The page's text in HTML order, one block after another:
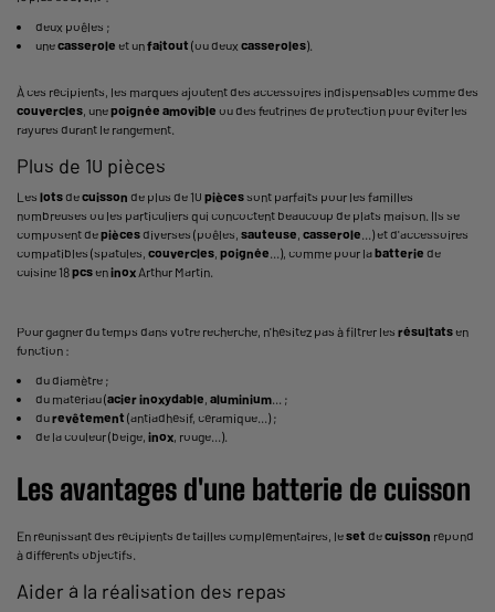
deux poêles ;
unecasserole et unfaitout (ou deux casseroles).
À ces récipients, les marques ajoutent des accessoires indispensables comme des
couvercles , unepoignée amovible ou des feutrines de protection pour éviter les
rayures durant le rangement.
Plus de 10 pièces
Les lotsdecuisson de plus de 10 piècessont parfaits pour les familles
nombreuses ou les particuliers qui concoctent beaucoup de plats maison. Ils se
composent depiècesdiverses (poêles, sauteuse casserole ...) et d'accessoires
compatibles (spatules, couvercles poignée ...), comme pour labatterie de
cuisine 18pcseninox Arthur Martin.
Pour gagner du temps dans votre recherche, n'hésitez pas à filtrer les résultatsen
fonction :
du diamètre ;
du matériau (acierinoxydable aluminium ... ;
durevêtement (antiadhésif, céramique...) ;
de la couleur (beige, inox , rouge...).
Les avantages d'une batterie de cuisson
En réunissant des récipients de tailles complémentaires, leset decuisson répond
à différents objectifs.
Aider à la réalisation des repas